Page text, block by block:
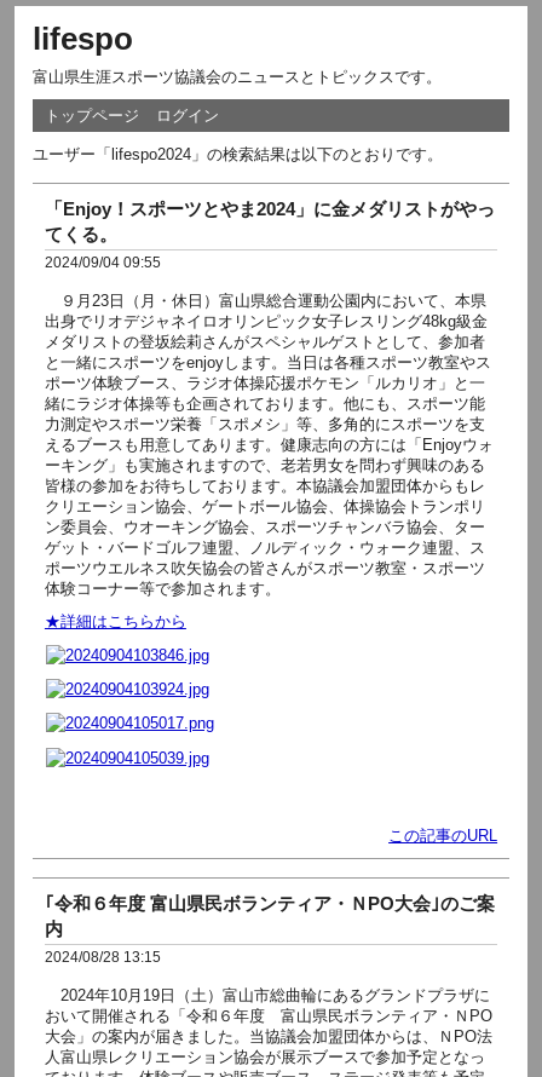
lifespo
富山県生涯スポーツ協議会のニュースとトピックスです。
トップページ ログイン
ユーザー「lifespo2024」の検索結果は以下のとおりです。
「Enjoy！スポーツとやま2024」に金メダリストがやっ
てくる。
2024/09/04 09:55
９月23日（月・休日）富山県総合運動公園内において、本県
出身でリオデジャネイロオリンピック女子レスリング48kg級金
メダリストの登坂絵莉さんがスペシャルゲストとして、参加者
と一緒にスポーツをenjoyします。当日は各種スポーツ教室やス
ポーツ体験ブース、ラジオ体操応援ポケモン「ルカリオ」と一
緒にラジオ体操等も企画されております。他にも、スポーツ能
力測定やスポーツ栄養「スポメシ」等、多角的にスポーツを支
えるブースも用意してあります。健康志向の方には「Enjoyウォ
ーキング」も実施されますので、老若男女を問わず興味のある
皆様の参加をお待ちしております。本協議会加盟団体からもレ
クリエーション協会、ゲートボール協会、体操協会トランポリ
ン委員会、ウオーキング協会、スポーツチャンバラ協会、ター
ゲット・バードゴルフ連盟、ノルディック・ウォーク連盟、ス
ポーツウエルネス吹矢協会の皆さんがスポーツ教室・スポーツ
体験コーナー等で参加されます。
★詳細はこちらから
この記事のURL
｢令和６年度 富山県民ボランティア・ＮPO大会｣のご案
内
2024/08/28 13:15
2024年10月19日（土）富山市総曲輪にあるグランドプラザに
おいて開催される「令和６年度 富山県民ボランティア・ＮPO
大会」の案内が届きました。当協議会加盟団体からは、ＮPO法
人富山県レクリエーション協会が展示ブースで参加予定となっ